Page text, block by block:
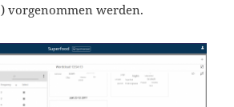
vorgenommen werden.